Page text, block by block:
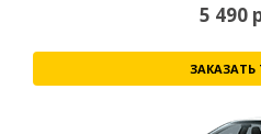
5 490
ЗАКАЗАТЬ